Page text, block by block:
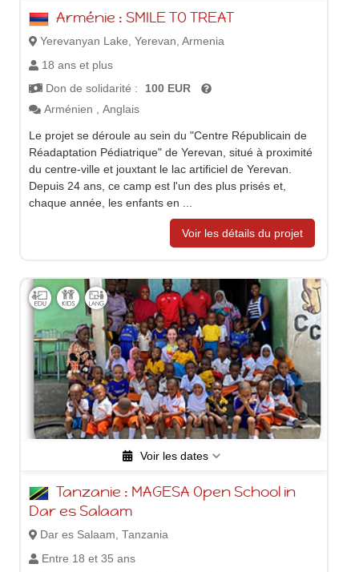
Arménie : SMILE TO TREAT
Yerevanyan Lake, Yerevan, Armenia
18 ans et plus
Don de solidarité :
100 EUR
Arménien ,Anglais
Le projet se déroule au sein du "Centre Républicain de
Réadaptation Pédiatrique" de Yerevan, situé à proximité
du centre-ville et jouxtant le lac artificiel de Yerevan.
Depuis 24 ans, ce camp est l'un des plus prisés et,
chaque année, les enfants en ...
Voir les détails du projet
Voir les dates
1/1/2025 - 3/11/2026
(Projet
permanent)
4/11/2026 - 5/9/2028(Projet
Dar es Salaam
Dar es Salaam, Tanzania
Entre 18 et 35 ans